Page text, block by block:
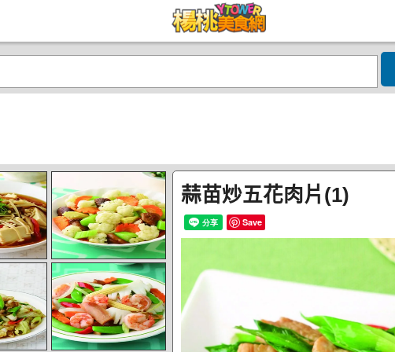
蒜苗炒五花肉片(1)
Save